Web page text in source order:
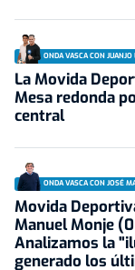
ONDA VASCA CON
La Movida
Mesa redonda
central
ONDA VASCA CON JOSÉ
Movida
Manuel Monje
Analizamos la
generado los